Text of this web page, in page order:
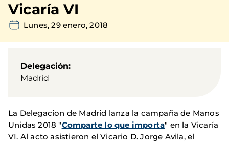
Vicaría VI
Lunes, 29 enero, 2018
Delegación
Madrid
La Delegacion de Madrid lanza la campaña de Manos
Unidas 2018 "Comparte lo que importa" en la Vicaría
VI. Al acto asistieron el Vicario D. Jorge Avila, el